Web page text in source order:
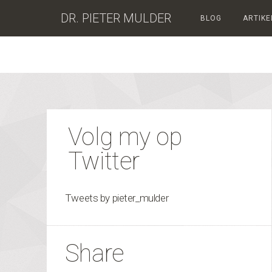
DR. PIETER MULDER BLOG
Volg my op
Twitter
Tweets by pieter_mulder
Share